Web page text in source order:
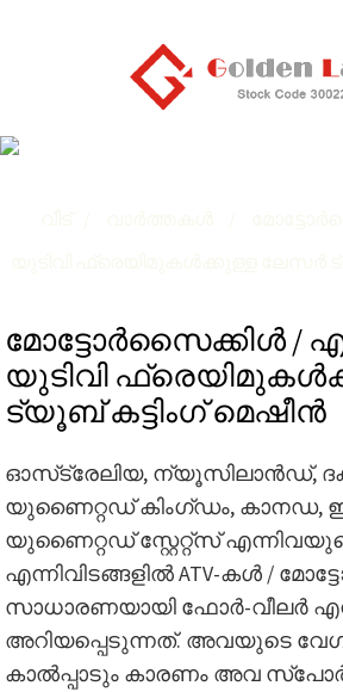
മോട്ടോർസൈക്കിൾ /
യുടിവി
ട്യൂബ് കട്ടിംഗ് മെഷീൻ
ഓസ്‌ട്രേലിയ, ന്യൂസിലാൻഡ്,
യുണൈറ്റഡ് കിംഗ്ഡം, കാനഡ,
യുണൈറ്റഡ് സ്റ്റേറ്റ്സ്
എന്നിവിടങ്ങളിൽ ATV-കൾ /
സാധാരണയായി ഫോർ-വീലർ
അറിയപ്പെടുന്നത്. അവയുടെ
കാൽപ്പാടും കാരണം അവ